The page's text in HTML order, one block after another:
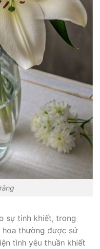
sự tinh khiết, trong
hoa thường được sử
tình yêu thuần khiết